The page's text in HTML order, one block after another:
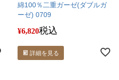
綿100％二重ガーゼ(ダブルガ
ーゼ) 0709
¥6,820税込
詳細を見る